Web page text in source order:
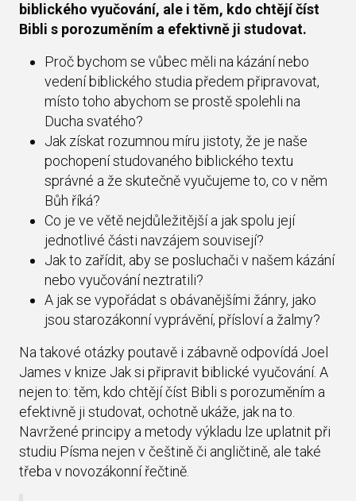
biblického vyučování, ale i těm, kdo chtějí číst
Bibli s porozuměním a efektivně ji studovat.
Proč bychom se vůbec měli na kázání nebo
vedení biblického studia předem připravovat,
místo toho abychom se prostě spolehli na
Ducha svatého?
Jak získat rozumnou míru jistoty, že je naše
pochopení studovaného biblického textu
správné a že skutečně vyučujeme to, co v něm
Bůh říká?
Co je ve větě nejdůležitější a jak spolu její
jednotlivé části navzájem souvisejí?
Jak to zařídit, aby se posluchači v našem kázání
nebo vyučování neztratili?
A jak se vypořádat s obávanějšími žánry, jako
jsou starozákonní vyprávění, přísloví a žalmy?
Na takové otázky poutavě i zábavně odpovídá Joel
James v knize Jak si připravit biblické vyučování. A
nejen to: těm, kdo chtějí číst Bibli s porozuměním a
efektivně ji studovat, ochotně ukáže, jak na to.
Navržené principy a metody výkladu lze uplatnit při
studiu Písma nejen v češtině či angličtině, ale také
třeba v novozákonní řečtině.